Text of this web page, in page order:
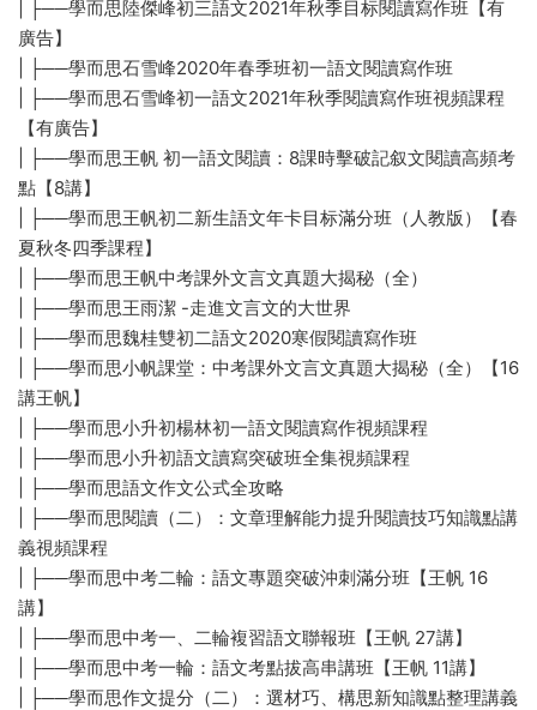
| ├──學而思陸傑峰初三語文2021年秋季目标閱讀寫作班【有
廣告】
| ├──學而思石雪峰2020年春季班初一語文閱讀寫作班
| ├──學而思石雪峰初一語文2021年秋季閱讀寫作班視頻課程
【有廣告】
| ├──學而思王帆 初一語文閱讀：8課時擊破記叙文閱讀高頻考
點【8講】
| ├──學而思王帆初二新生語文年卡目标滿分班（人教版）【春
夏秋冬四季課程】
| ├──學而思王帆中考課外文言文真題大揭秘（全）
| ├──學而思王雨潔 -走進文言文的大世界
| ├──學而思魏桂雙初二語文2020寒假閱讀寫作班
| ├──學而思小帆課堂：中考課外文言文真題大揭秘（全）【16
講王帆】
| ├──學而思小升初楊林初一語文閱讀寫作視頻課程
| ├──學而思小升初語文讀寫突破班全集視頻課程
| ├──學而思語文作文公式全攻略
| ├──學而思閱讀（二）：文章理解能力提升閱讀技巧知識點講
義視頻課程
| ├──學而思中考二輪：語文專題突破沖刺滿分班【王帆 16
講】
| ├──學而思中考一、二輪複習語文聯報班【王帆 27講】
| ├──學而思中考一輪：語文考點拔高串講班【王帆 11講】
| ├──學而思作文提分（二）：選材巧、構思新知識點整理講義